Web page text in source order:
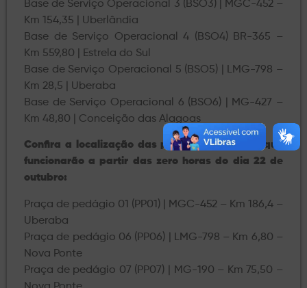
Base de Serviço Operacional 3 (BSO3) | MGC-452 –
Km 154,35 | Uberlândia
Base de Serviço Operacional 4 (BSO4) BR-365 –
Km 559,80 | Estrela do Sul
Base de Serviço Operacional 5 (BSO5) | LMG-798 –
Km 28,5 | Uberaba
Base de Serviço Operacional 6 (BSO6) | MG-427 –
Km 48,80 | Conceição das Alagoas
Confira a localização das praças de pedágio que
funcionarão a partir das zero horas do dia 22 de
outubro:
Praça de pedágio 01 (PP01) | MGC-452 – Km 186,4 –
Uberaba
Praça de pedágio 06 (PP06) | LMG-798 – Km 6,80 –
Nova Ponte
Praça de pedágio 07 (PP07) | MG-190 – Km 75,50 –